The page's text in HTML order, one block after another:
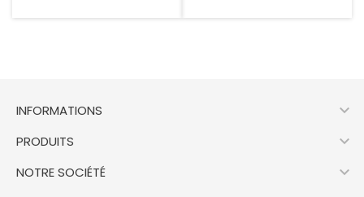
INFORMATIONS 
PRODUITS 
NOTRE SOCIÉTÉ 